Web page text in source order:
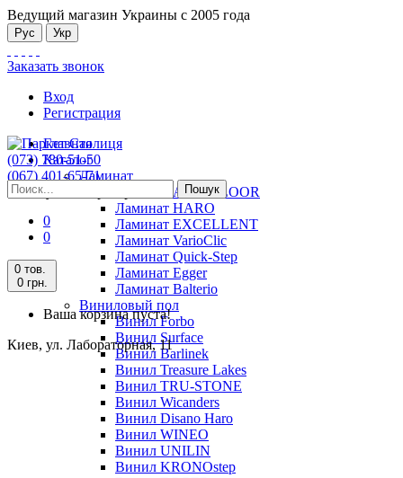
Ведущий магазин Украины с 2005 года
Рус Укр
Заказать звонок
Вход
Регистрация
(073) 780-51-50
(067) 401-65-71
Киев, ул. Лабораторная, 11
Пошук
0
0
0 тов.
0 грн.
Ваша корзина пуста!
Киев, ул. Лабораторная, 11
Главная
Каталог
Ламинат
Ламинат ALSAFLOOR
Ламинат HARO
Ламинат EXCELLENT
Ламинат VarioClic
Ламинат Quick-Step
Ламинат Egger
Ламинат Balterio
Виниловый пол
Винил Forbo
Винил Surface
Винил Barlinek
Винил Treasure Lakes
Винил TRU-STONE
Винил Wicanders
Винил Disano Haro
Винил WINEO
Винил UNILIN
Винил KRONOstep